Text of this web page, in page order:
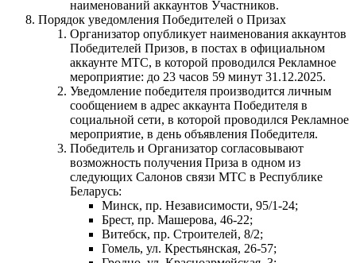
наименований аккаунтов Участников.
Порядок уведомления Победителей о Призах
Организатор опубликует наименования аккаунтов
Победителей Призов, в постах в официальном
аккаунте МТС, в которой проводился Рекламное
мероприятие: до 23 часов 59 минут 31.12.2025.
Уведомление победителя производится личным
сообщением в адрес аккаунта Победителя в
социальной сети, в которой проводился Рекламное
мероприятие, в день объявления Победителя.
Победитель и Организатор согласовывают
возможность получения Приза в одном из
следующих Салонов связи МТС в Республике
Беларусь:
Минск, пр. Независимости, 95/1-24;
Брест, пр. Машерова, 46-22;
Витебск, пр. Строителей, 8/2;
Гомель, ул. Крестьянская, 26-57;